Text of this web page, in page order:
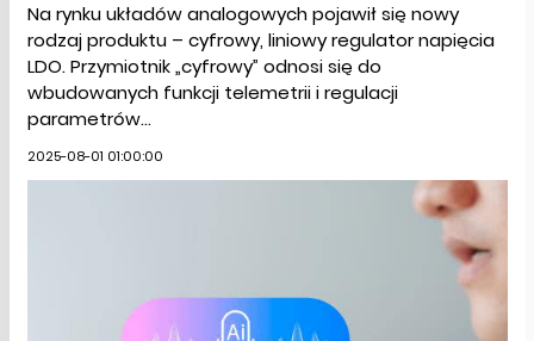
Na rynku układów analogowych pojawił się nowy
rodzaj produktu – cyfrowy, liniowy regulator napięcia
LDO. Przymiotnik „cyfrowy” odnosi się do
wbudowanych funkcji telemetrii i regulacji
parametrów...
2025-08-01 01:00:00